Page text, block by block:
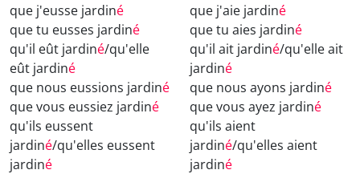
que j'eusse jardiné
que tu eusses jardiné
qu'il eût jardiné/qu'elle
eût jardiné
que nous eussions jardiné
que vous eussiez jardiné
qu'ils eussent
jardiné/qu'elles eussent
jardiné
que j'aie jardiné
que tu aies jardiné
qu'il ait jardiné/qu'elle ait
jardiné
que nous ayons jardiné
que vous ayez jardiné
qu'ils aient
jardiné/qu'elles aient
jardiné